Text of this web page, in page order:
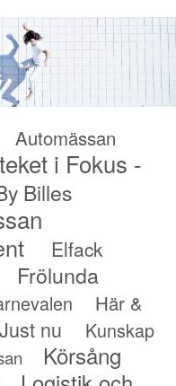
Automässan
i Fokus -
Billes
Elfack
Frölunda
Här &
Just nu
Kunskap
Körsång